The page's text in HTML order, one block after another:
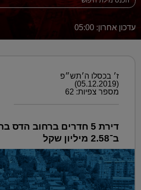
עדכון אחרון: 05:00
ז׳ בכסלו ה׳תש״פ
(05.12.2019)
מספר צפיות: 62
דירת 5 חדרים ברחוב הדס
ב־2.58 מיליון שקל